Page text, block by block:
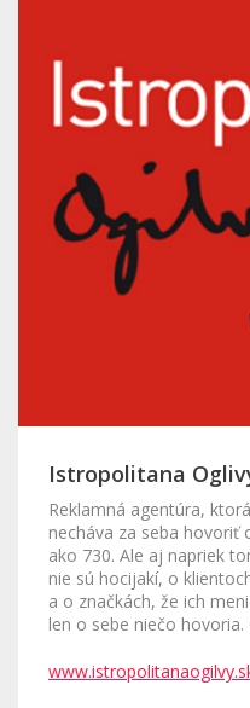
Istropolitana
Reklamná agentúra,
necháva za seba hovoriť
ako 730. Ale aj napriek
nie sú hocijakí, o
a o značkách, že ich
len o sebe niečo hovoria.